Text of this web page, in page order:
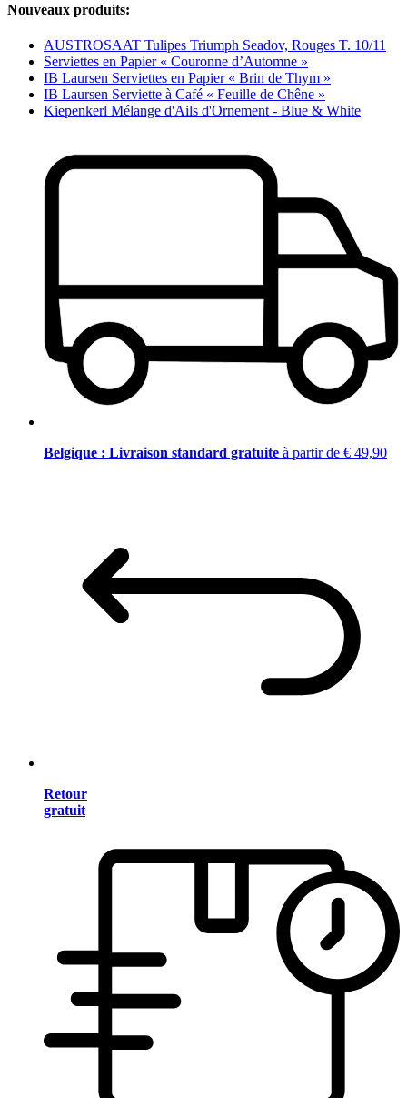
Nouveaux produits:
AUSTROSAAT Tulipes Triumph Seadov, Rouges T. 10/11
Serviettes en Papier « Couronne d’Automne »
IB Laursen Serviettes en Papier « Brin de Thym »
IB Laursen Serviette à Café « Feuille de Chêne »
Kiepenkerl Mélange d'Ails d'Ornement - Blue & White
Belgique : Livraison standard gratuite à partir de € 49,90
Retour
gratuit